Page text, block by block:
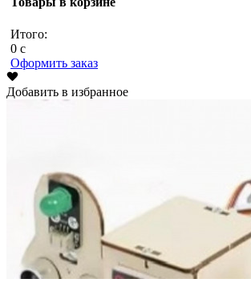
Итого:
0 c
Оформить заказ
Добавить в избранное